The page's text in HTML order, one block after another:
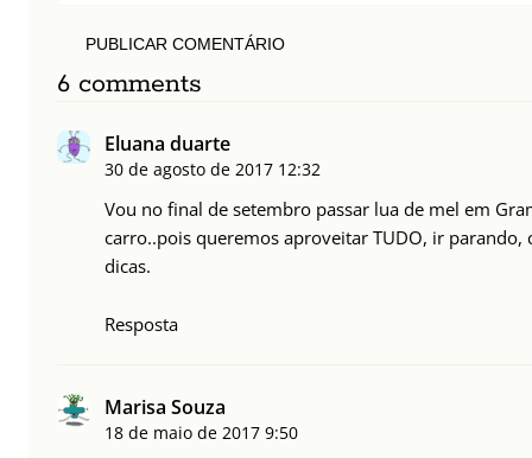
PUBLICAR COMENTÁRIO
6 comments
Eluana duarte
30 de agosto de 2017 12:32
Vou no final de setembro passar lua de mel em
carro..pois queremos aproveitar TUDO, ir
dicas.
Resposta
Marisa Souza
18 de maio de 2017 9:50